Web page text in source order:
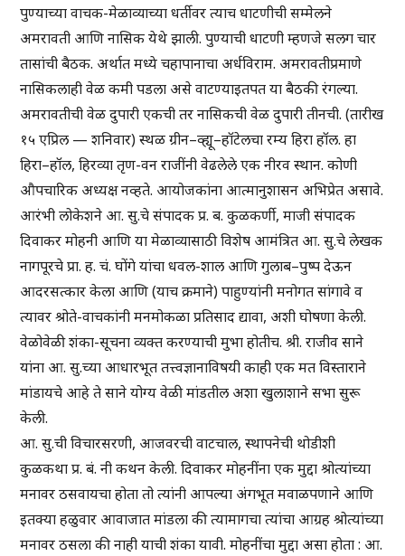
पुण्याच्या वाचक-मेळाव्याच्या धर्तीवर त्याच धाटणीची सम्मेलने
अमरावती आणि नासिक येथे झाली. पुण्याची धाटणी म्हणजे सलग चार
तासांची बैठक. अर्थात मध्ये चहापानाचा अर्धविराम. अमरावतीप्रमाणे
नासिकलाही वेळ कमी पडला असे वाटण्याइतपत या बैठकी रंगल्या.
अमरावतीची वेळ दुपारी एकची तर नासिकची वेळ दुपारी तीनची. (तारीख
१५ एप्रिल — शनिवार) स्थळ ग्रीन–व्ह्यू–हॉटेलचा रम्य हिरा हॉल. हा
हिरा–हॉल, हिरव्या तृण-वन राजींनी वेढलेले एक नीरव स्थान. कोणी
औपचारिक अध्यक्ष नव्हते. आयोजकांना आत्मानुशासन अभिप्रेत असावे.
आरंभी लोकेशने आ. सु.चे संपादक प्र. ब. कुळकर्णी, माजी संपादक
दिवाकर मोहनी आणि या मेळाव्यासाठी विशेष आमंत्रित आ. सु.चे लेखक
नागपूरचे प्रा. ह. चं. घोंगे यांचा धवल-शाल आणि गुलाब–पुष्प देऊन
आदरसत्कार केला आणि (याच क्रमाने) पाहुण्यांनी मनोगत सांगावे व
त्यावर श्रोते-वाचकांनी मनमोकळा प्रतिसाद द्यावा, अशी घोषणा केली.
वेळोवेळी शंका-सूचना व्यक्त करण्याची मुभा होतीच. श्री. राजीव साने
यांना आ. सु.च्या आधारभूत तत्त्वज्ञानाविषयी काही एक मत विस्ताराने
मांडायचे आहे ते साने योग्य वेळी मांडतील अशा खुलाशाने सभा सुरू
केली.
आ. सु.ची विचारसरणी, आजवरची वाटचाल, स्थापनेची थोडीशी
कुळकथा प्र. बं. नी कथन केली. दिवाकर मोहनींना एक मुद्दा श्रोत्यांच्या
मनावर ठसवायचा होता तो त्यांनी आपल्या अंगभूत मवाळपणाने आणि
इतक्या हळुवार आवाजात मांडला की त्यामागचा त्यांचा आग्रह श्रोत्यांच्या
मनावर ठसला की नाही याची शंका यावी. मोहनींचा मुद्दा असा होता : आ.